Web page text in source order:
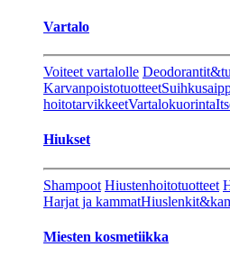
Vartalo
Voiteet vartalolle
Karvanpoistotuotteet
hoitotarvikkeetVartalokuorinta
Hiukset
Shampoot Hiustenhoitotuotteet
Harjat ja kammat
Miesten kosmetiikka